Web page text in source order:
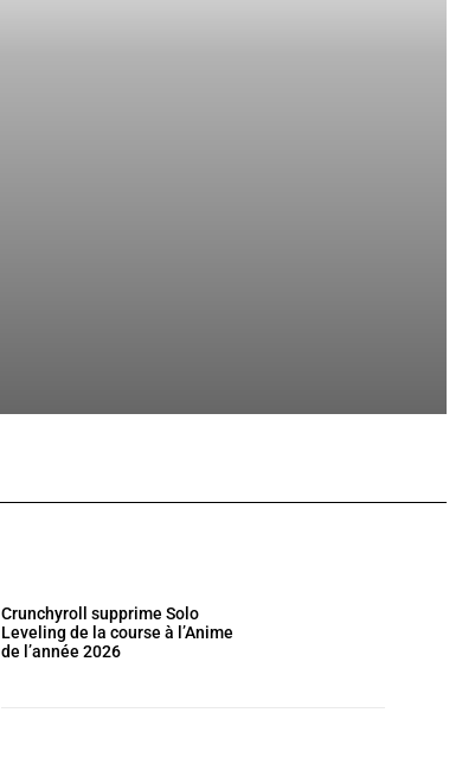
Crunchyroll supprime Solo
Leveling de la course à l’Anime
de l’année 2026